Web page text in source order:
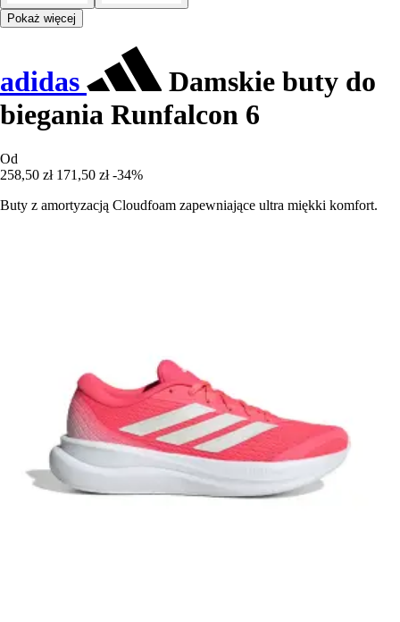
Pokaż więcej
adidas
Damskie buty do
biegania Runfalcon 6
Od
258,50 zł 171,50 zł -34%
Buty z amortyzacją Cloudfoam zapewniające ultra miękki komfort.